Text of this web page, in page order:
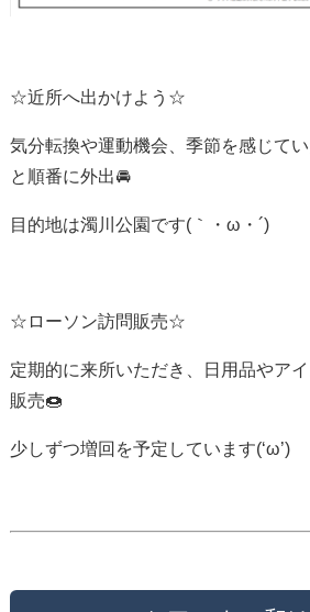
☆近所へ出かけよう☆
気分転換や運動機会、季節を感じて
と順番に外出🚘
目的地は濁川公園です(｀・ω・´)
☆ローソン訪問販売☆
定期的に来所いただき、日用品やア
販売🍩
少しずつ増回を予定しています(‘ω’)